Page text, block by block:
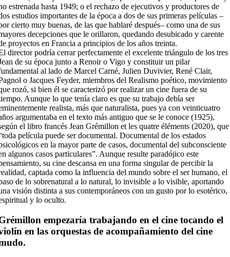
estrenada hasta 1949; o el rechazo de ejecutivos y productores de
estudios importantes de la época a dos de sus primeras películas –
cierto muy buenas, de las que hablaré después– como una de sus
decepciones que le orillaron, quedando desubicado y carente
proyectos en Francia a principios de los años treinta.
director podría cerrar perfectamente el excelente triángulo de los tres
de su época junto a Renoir o Vigo y constituir un pilar
al lado de Marcel Carné, Julien Duvivier, René Clair,
o Jacques Feyder, miembros del Realismo poético, movimiento
rozó, si bien él se caracterizó por realizar un cine fuera de su
Aunque lo que tenía claro es que su trabajo debía ser
realista, más que naturalista, pues ya con veinticuatro
argumentaba en el texto más antiguo que se le conoce (1925),
el libro francés Jean Grémillon et les quatre éléments (2020), que
película puede ser documental. Documental de los estados
en la mayor parte de casos, documental del subconsciente
algunos casos particulares”. Aunque resulte paradójico este
su cine descansa en una forma singular de percibir la
captada como la influencia del mundo sobre el ser humano, el
de lo sobrenatural a lo natural, lo invisible a lo visible, aportando
visión distinta a sus contemporáneos con un gusto por lo esotérico,
y lo oculto.
empezaría trabajando en el cine tocando el
en las orquestas de acompañamiento del cine